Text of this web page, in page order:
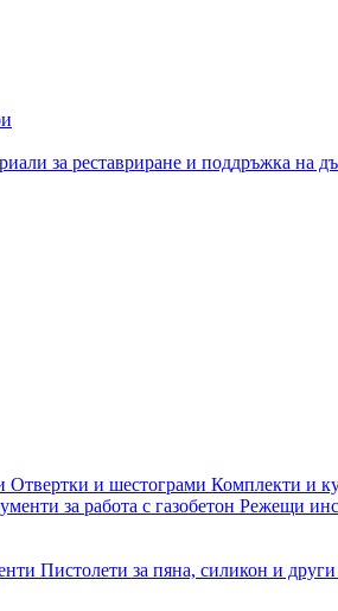
за реставриране и поддръжка на
Отвертки и шестограми Комплекти и
за работа с газобетон Режещи
Пистолети за пяна, силикон и